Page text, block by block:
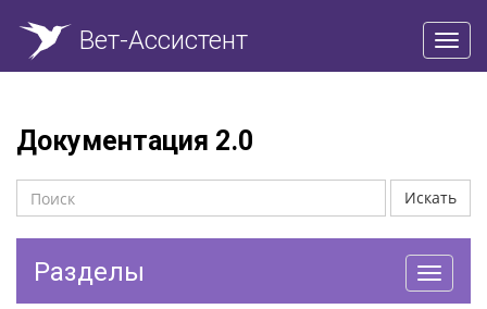
Вет-Ассистент
Документация 2.0
Искать
Разделы